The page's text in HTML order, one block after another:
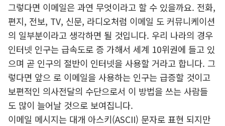
그렇다면 이메일은 과연 무엇이라고 할 수 있을까요. 전화,
편지, 전보, TV, 신문, 라디오처럼 이메일 도 커뮤니케이션
의 일부분이라고 생각하면 될 것입니다. 우리 나라의 경우
인터넷 인구는 급속도로 증 가해서 세계 10위권에 들고 있
으며 곧 인구의 절반이 인터넷을 사용할 거라고 합니다. 그
렇다면 앞으 로 이메일을 사용하는 인구는 급증할 것이고
보편적인 의사전달의 수단으로서 이 방법을 쓰는 사람들
도 많이 늘어날 것으로 보여집니다.
이메일 메시지는 대개 아스키(ASCII) 문자로 표현 되지만